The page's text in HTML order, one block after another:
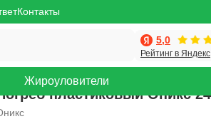
Контакты
Рейтинг в Яндекс
5,0
Жироуловители
пластиковый Оникс